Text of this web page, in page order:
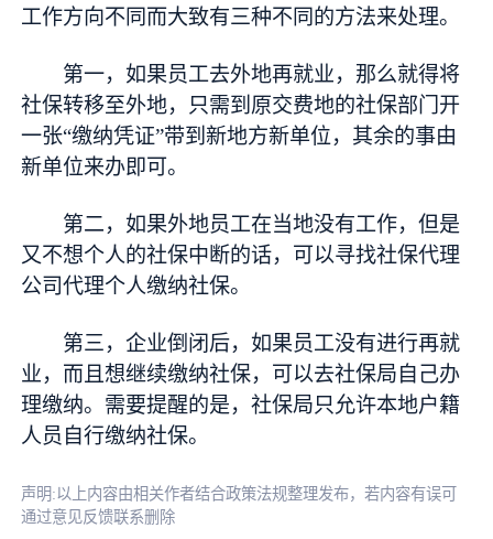
工作方向不同而大致有三种不同的方法来处理。
第一，如果员工去外地再就业，那么就得将
社保转移至外地，只需到原交费地的社保部门开
一张“缴纳凭证”带到新地方新单位，其余的事由
新单位来办即可。
第二，如果外地员工在当地没有工作，但是
又不想个人的社保中断的话，可以寻找社保代理
公司代理个人缴纳社保。
第三，企业倒闭后，如果员工没有进行再就
业，而且想继续缴纳社保，可以去社保局自己办
理缴纳。需要提醒的是，社保局只允许本地户籍
人员自行缴纳社保。
声明:以上内容由相关作者结合政策法规整理发布，若内容有误可
通过意见反馈联系删除